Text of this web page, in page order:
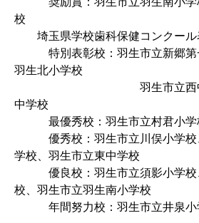
校
埼玉県学校歯科保健コンクール
特別表彰校：羽生市立新郷第
羽生北小学校
羽生市立西中学校
中学校
最優秀校：羽生市立村君小学
優秀校：羽生市立川俣小学校
学校、羽生市立東中学校
優良校：羽生市立須影小学校
校、羽生市立羽生南小学校
年間努力校：羽生市立井泉小